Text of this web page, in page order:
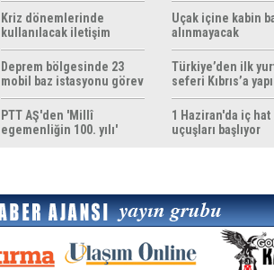
Kriz dönemlerinde
kullanılacak iletişim
yöntemleri rehberi
hazırlandı
Deprem bölgesinde 23
mobil baz istasyonu görev
yapıyor
PTT AŞ'den 'Millî
egemenliğin 100. yılı'
Uçak içine kabin
alınmayacak
Türkiye’den ilk yurt
seferi Kıbrıs’a
1 Haziran'da iç hat
uçuşları başlıyor